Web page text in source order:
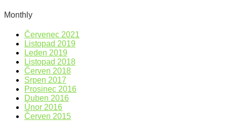
Monthly
Červenec 2021
Listopad 2019
Leden 2019
Listopad 2018
Červen 2018
Srpen 2017
Prosinec 2016
Duben 2016
Únor 2016
Červen 2015